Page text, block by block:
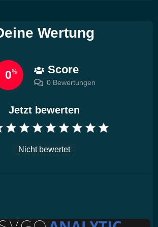
Wertung
0% Score
0 Bewertungen
Jetzt bewerten
Nicht bewertet